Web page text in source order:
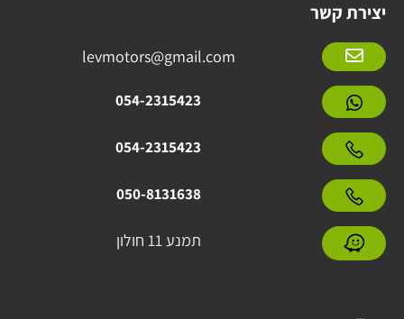
יצירת קשר
levmotors@gmail.com
054-2315423
054-2315423
050-8131638
תמנע 11 חולון